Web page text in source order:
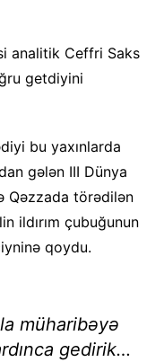
analitik Ceffri Saks
getdiyini
bu yaxınlarda
gələn III Dünya
Qəzzada törədilən
ildırım çubuğunun
qoydu.
müharibəyə
gedirik…